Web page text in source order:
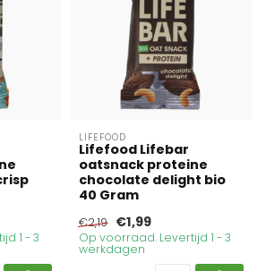
1 - 3
LIFEFOOD
Lifefood Lifebar
oatsnack proteine
chocolate delight bio
40 Gram
€2,19 €1,99
Op voorraad. Levertijd 1 - 3
werkdagen